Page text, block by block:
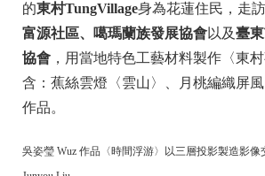
的東村TungVillage身為花蓮住民，走
富源社區、噶瑪蘭族發展協會以及臺
協會 ，用當地特色工藝材料製作〈東
含：蕉絲雲燈〈雲山〉、月桃編織屏
作品。
吳姿瑩 Wuz 作品〈時間浮游〉以三層投影製造影像